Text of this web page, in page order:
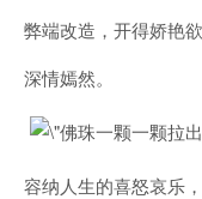
弊端改造，开得娇艳欲
深情嫣然。
容纳人生的喜怒哀乐